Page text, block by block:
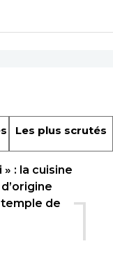
Les plus scrutés
1
» : la cuisine
de